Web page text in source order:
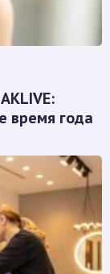
время года